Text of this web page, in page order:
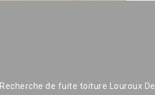
Recherche de fuite toiture Louroux De